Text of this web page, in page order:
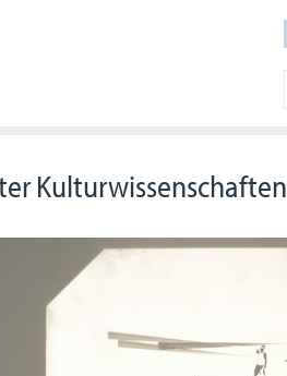
Kulturwissenschaften